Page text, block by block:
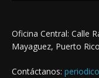
Oficina Central: Calle
Mayaguez, Puerto
Contáctanos: